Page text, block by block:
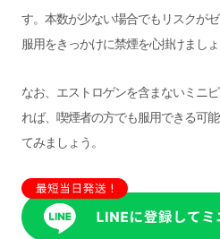
す。本数が少ない場合でもリスクが
服用をきっかけに禁煙を心掛けましょ
なお、エストロゲンを含まないミニ
れば、喫煙者の方でも服用できる可
てみましょう。